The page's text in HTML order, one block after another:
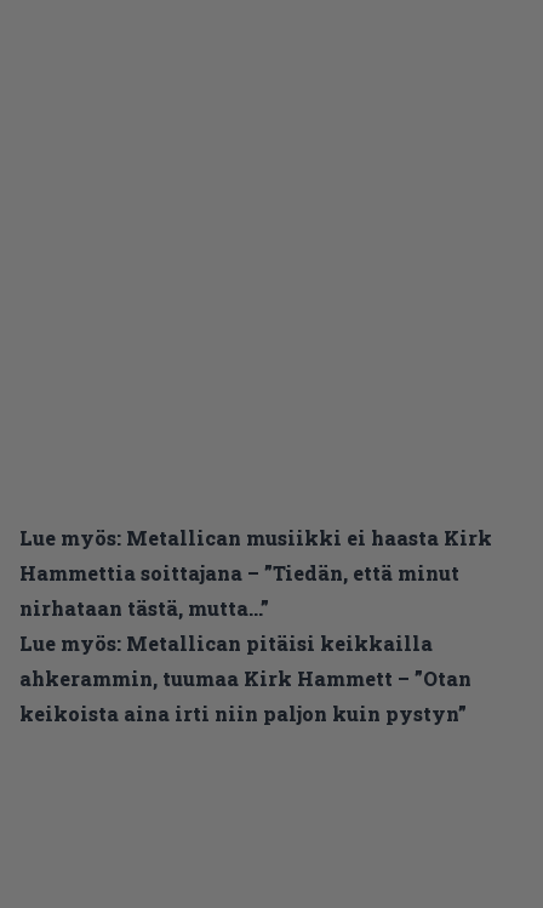
Lue myös: Metallican musiikki ei haasta Kirk
Hammettia soittajana – ”Tiedän, että minut
nirhataan tästä, mutta…”
Lue myös: Metallican pitäisi keikkailla
ahkerammin, tuumaa Kirk Hammett – ”Otan
keikoista aina irti niin paljon kuin pystyn”